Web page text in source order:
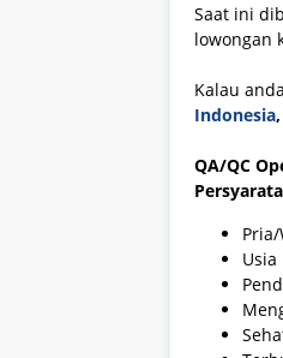
Saat ini
lowongan
Kalau
Indonesia,
QA/QC